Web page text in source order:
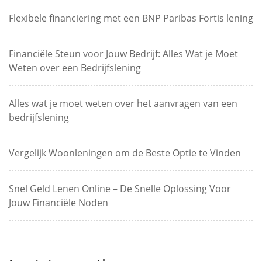
Flexibele financiering met een BNP Paribas Fortis lening
Financiële Steun voor Jouw Bedrijf: Alles Wat je Moet
Weten over een Bedrijfslening
Alles wat je moet weten over het aanvragen van een
bedrijfslening
Vergelijk Woonleningen om de Beste Optie te Vinden
Snel Geld Lenen Online – De Snelle Oplossing Voor
Jouw Financiële Noden